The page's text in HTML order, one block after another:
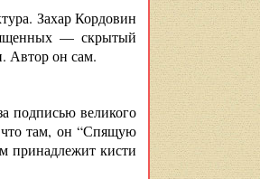
Захар Кордовин
— скрытый
Автор он сам.
подписью великого
что там, он “Спящую
принадлежит кисти